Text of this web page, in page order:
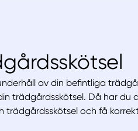
av din befintliga
trädgårdsskötsel. Då har du
trädgårdsskötsel och få